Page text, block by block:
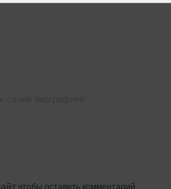
чтобы оставить комментарий